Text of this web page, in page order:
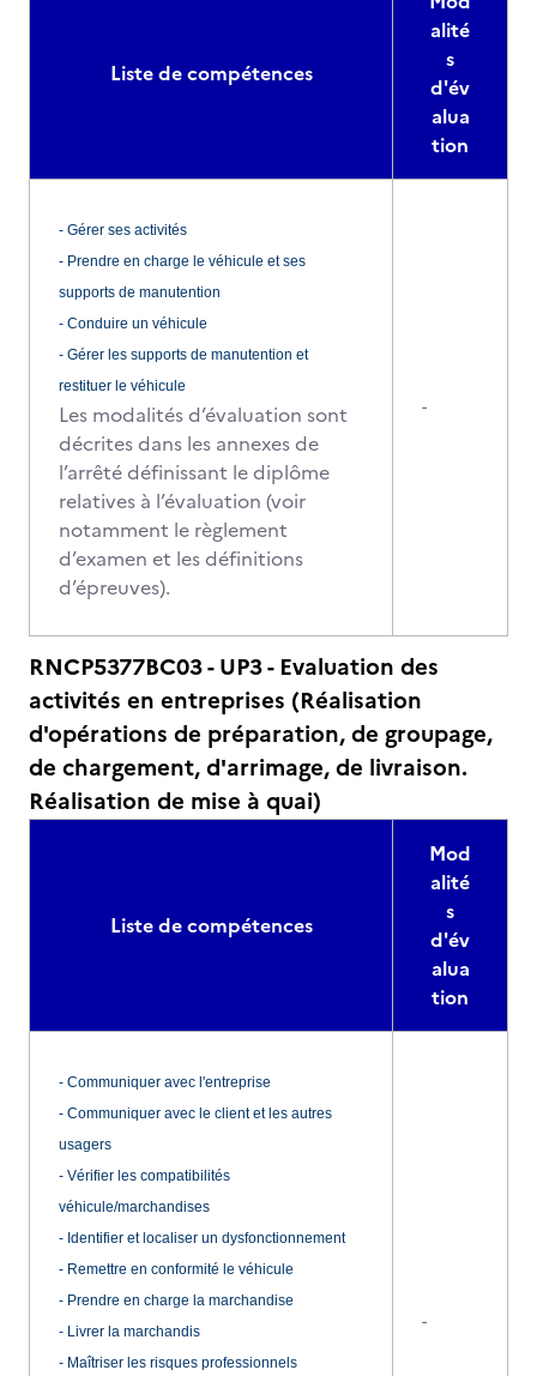
Liste de compétences
alité
s
d'év
alua
tion
- Gérer ses activités
- Prendre en charge le véhicule et ses
supports de manutention
- Conduire un véhicule
- Gérer les supports de manutention et
restituer le véhicule
Les modalités d’évaluation sont
décrites dans les annexes de
l’arrêté définissant le diplôme
relatives à l’évaluation (voir
notamment le règlement
d’examen et les définitions
d’épreuves).
-
RNCP5377BC03 - UP3 - Evaluation des
activités en entreprises (Réalisation
d'opérations de préparation, de groupage,
de chargement, d'arrimage, de livraison.
Réalisation de mise à quai)
Liste de compétences
Mod
alité
s
d'év
alua
tion
- Communiquer avec l'entreprise
- Communiquer avec le client et les autres
usagers
- Vérifier les compatibilités
véhicule/marchandises
- Identifier et localiser un dysfonctionnement
- Remettre en conformité le véhicule
- Prendre en charge la marchandise
- Livrer la marchandis
- Maîtriser les risques professionnels
-